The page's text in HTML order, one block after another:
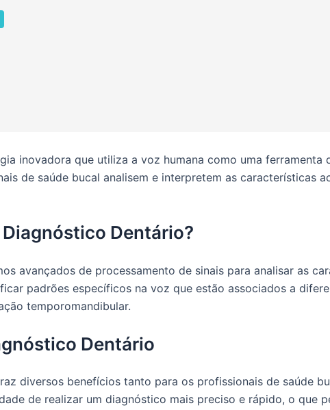
inovadora que utiliza a voz humana como uma ferramenta
de saúde bucal analisem e interpretem as características
Dentário?
avançados de processamento de sinais para analisar as
padrões específicos na voz que estão associados a
temporomandibular.
Dentário
diversos benefícios tanto para os profissionais de saúde
de realizar um diagnóstico mais preciso e rápido, o que